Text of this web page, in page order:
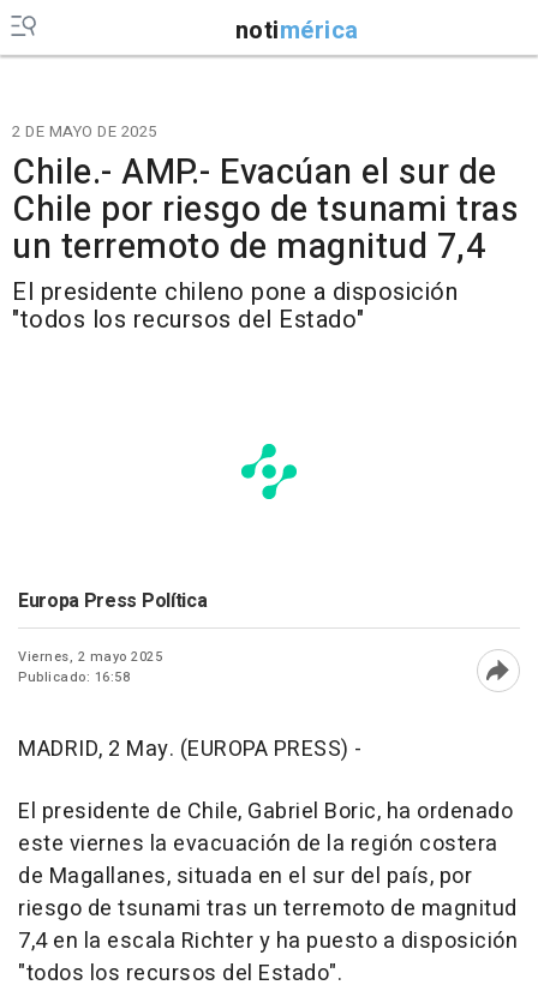
notimérica
2 DE MAYO DE 2025
Chile.- AMP.- Evacúan el sur de
Chile por riesgo de tsunami tras
un terremoto de magnitud 7,4
El presidente chileno pone a disposición
"todos los recursos del Estado"
Europa Press Política
Viernes, 2 mayo 2025
Publicado: 16:58
MADRID, 2 May. (EUROPA PRESS) -
El presidente de Chile, Gabriel Boric, ha ordenado
este viernes la evacuación de la región costera
de Magallanes, situada en el sur del país, por
riesgo de tsunami tras un terremoto de magnitud
7,4 en la escala Richter y ha puesto a disposición
"todos los recursos del Estado".